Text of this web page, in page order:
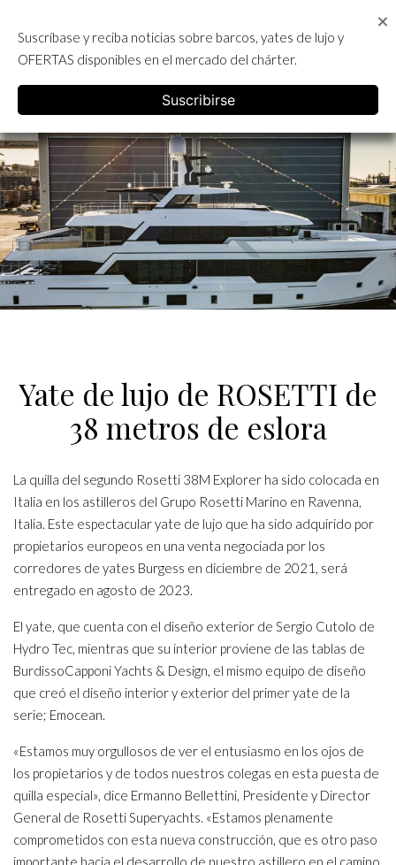
content
ALQUILER DE YATES EN IBIZA
Yate de lujo de ROSETTI de
38 metros de eslora
La quilla del segundo Rosetti 38M Explorer ha sido colocada en
Italia en los astilleros del Grupo Rosetti Marino en Ravenna,
Italia. Este espectacular yate de lujo que ha sido adquirido por
propietarios europeos en una venta negociada por los
corredores de yates Burgess en diciembre de 2021, será
entregado en agosto de 2023.
El yate, que cuenta con el diseño exterior de Sergio Cutolo de
Hydro Tec, mientras que su interior proviene de las tablas de
BurdissoCapponi Yachts & Design, el mismo equipo de diseño
que creó el diseño interior y exterior del primer yate de la
serie; Emocean.
«Estamos muy orgullosos de ver el entusiasmo en los ojos de
los propietarios y de todos nuestros colegas en esta puesta de
quilla especial», dice Ermanno Bellettini, Presidente y Director
General de Rosetti Superyachts. «Estamos plenamente
comprometidos con esta nueva construcción, que es otro paso
importante hacia el desarrollo de nuestro astillero en el camino
Suscríbase y reciba noticias sobre barcos, yates de lujo y
OFERTAS disponibles en el mercado del chárter.
Suscribirse